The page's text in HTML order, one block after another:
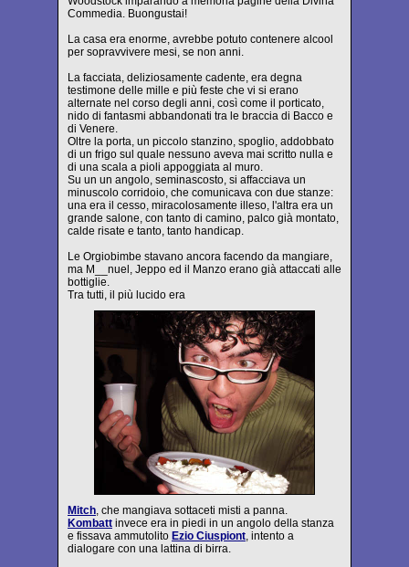
Commedia. Buongustai!
La casa era enorme, avrebbe potuto contenere alcool
per sopravvivere mesi, se non anni.
La facciata, deliziosamente cadente, era degna
testimone delle mille e più feste che vi si erano
alternate nel corso degli anni, così come il porticato,
nido di fantasmi abbandonati tra le braccia di Bacco e
di Venere.
Oltre la porta, un piccolo stanzino, spoglio, addobbato
di un frigo sul quale nessuno aveva mai scritto nulla e
di una scala a pioli appoggiata al muro.
Su un un angolo, seminascosto, si affacciava un
minuscolo corridoio, che comunicava con due stanze:
una era il cesso, miracolosamente illeso, l'altra era un
grande salone, con tanto di camino, palco già montato,
calde risate e tanto, tanto handicap.
Le Orgiobimbe stavano ancora facendo da mangiare,
ma M__nuel, Jeppo ed il Manzo erano già attaccati alle
bottiglie.
Tra tutti, il più lucido era
Mitch, che mangiava sottaceti misti a panna.
Kombatt invece era in piedi in un angolo della stanza
e fissava ammutolito Ezio Ciuspiont, intento a
dialogare con una lattina di birra.